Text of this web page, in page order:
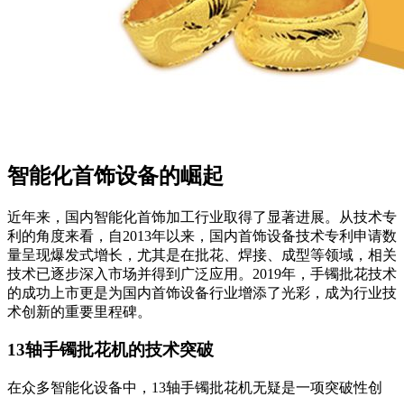
智能化首饰设备的崛起
近年来，国内智能化首饰加工行业取得了显著进展。从技术专
利的角度来看，自2013年以来，国内首饰设备技术专利申请数
量呈现爆发式增长，尤其是在批花、焊接、成型等领域，相关
技术已逐步深入市场并得到广泛应用。2019年，手镯批花技术
的成功上市更是为国内首饰设备行业增添了光彩，成为行业技
术创新的重要里程碑。
13轴手镯批花机的技术突破
在众多智能化设备中，13轴手镯批花机无疑是一项突破性创